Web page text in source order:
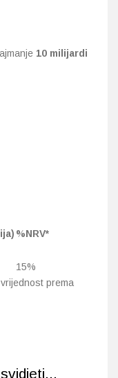
10 milijardi
%NRV*
15%
prema